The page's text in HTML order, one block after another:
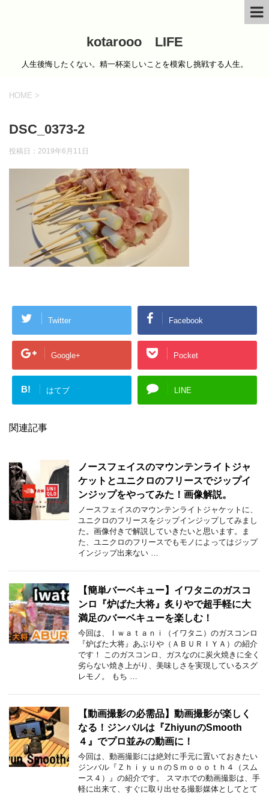
kotarooo LIFE
人生後悔したくない。精一杯楽しいことを模索し挑戦する人生。
HOME >
DSC_0373-2
投稿日： 2019年6月11日
Twitter Facebook
Google+ Pocket
B! はてブ LINE
関連記事
ノースフェイスのマウンテンライトジャ
ケットとユニクロのフリースでジップイ
ンジップをやってみた！画像解説。
ノースフェイスのマウンテンライトジャケットに、
ユニクロのフリースをジップインジップしてみまし
た。画像付きで解説していきたいと思います。ま
た、ユニクロのフリースでもモノによってはジップ
インジップ出来ない …
【簡単バーベキュー】イワタニのガスコ
ンロ『炉ばた大将』炙りやで超手軽に大
満足のバーベキューを楽しむ！
今回は、Ｉｗａｔａｎｉ（イワタニ）のガスコンロ
『炉ばた大将』あぶりや（ＡＢＵＲＩＹＡ）の紹介
です！ このガスコンロ、ガスなのに炭火焼きに全く
劣らない焼き上がり、美味しさを実現しているスグ
レモノ。 もち …
【動画撮影の必需品】動画撮影が楽しく
なる！ジンバルは『ZhiyunのSmooth
４』でプロ並みの動画に！
今回は、動画撮影には絶対に手元に置いておきたい
ジンバル『ＺｈｉｙｕｎのＳｍｏｏｏｔｈ４（スム
ース４）』の紹介です。 スマホでの動画撮影は、手
軽に出来て、すぐに取り出せる撮影媒体としてとて